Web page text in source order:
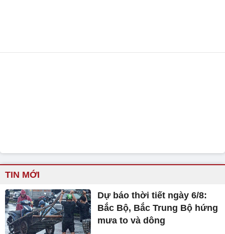
TIN MỚI
Dự báo thời tiết ngày 6/8:
Bắc Bộ, Bắc Trung Bộ hứng
mưa to và dông